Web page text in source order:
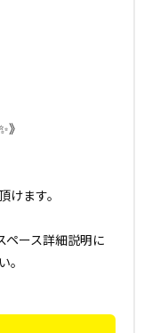
》
ます。
ペース詳細説明に
。